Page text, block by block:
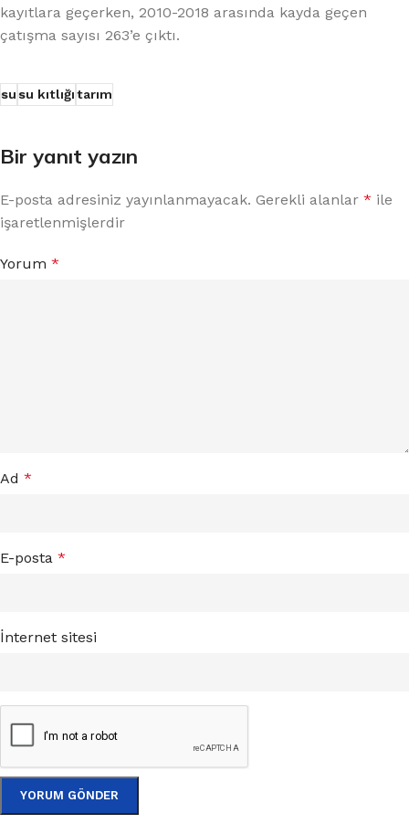
kayıtlara geçerken, 2010-2018 arasında kayda geçen
çatışma sayısı 263’e çıktı.
susu kıtlığıtarım
Bir yanıt yazın
E-posta adresiniz yayınlanmayacak. Gerekli alanlar * ile
işaretlenmişlerdir
Yorum *
Ad *
E-posta *
İnternet sitesi